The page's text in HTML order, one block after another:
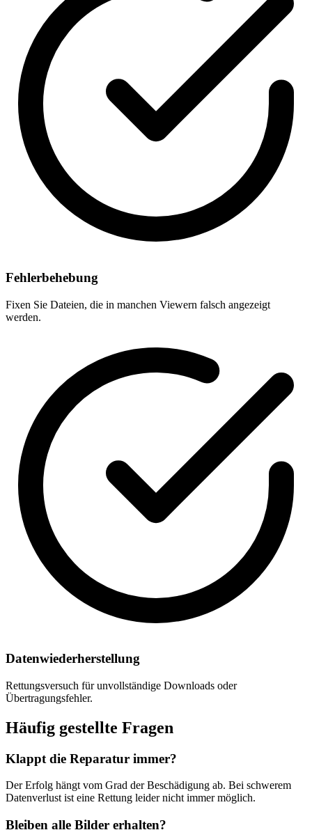
Fehlerbehebung
Fixen Sie Dateien, die in manchen Viewern falsch angezeigt
werden.
Datenwiederherstellung
Rettungsversuch für unvollständige Downloads oder
Übertragungsfehler.
Häufig gestellte Fragen
Klappt die Reparatur immer?
Der Erfolg hängt vom Grad der Beschädigung ab. Bei schwerem
Datenverlust ist eine Rettung leider nicht immer möglich.
Bleiben alle Bilder erhalten?